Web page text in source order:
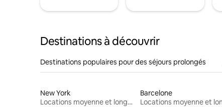
Destinations à découvrir
Destinations populaires pour des séjours prolongés
New York
Locations moyenne et longue durée
Barcelone